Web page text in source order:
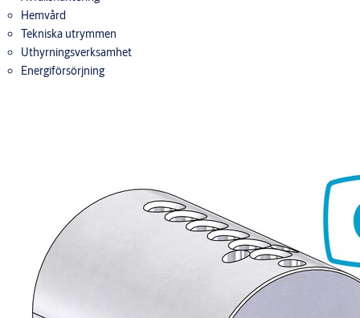
Hemvård
Tekniska utrymmen
Uthyrningsverksamhet
Energiförsörjning